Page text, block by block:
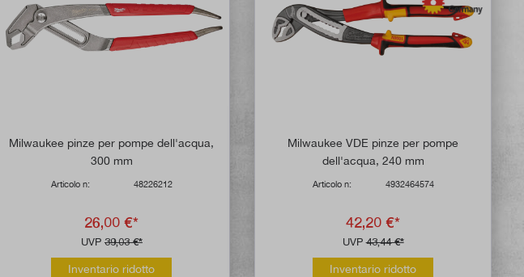
Milwaukee pinze per pompe dell'acqua,
300 mm
Articolo n: 48226212
26,00 €*
UVP 39,03 €*
Inventario ridotto
Milwaukee VDE pinze per pompe
dell'acqua, 240 mm
Articolo n: 4932464574
42,20 €*
UVP43,44 €*
Inventario ridotto